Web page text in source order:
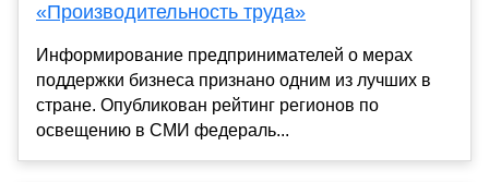
«Производительность труда»
Информирование предпринимателей о мерах
поддержки бизнеса признано одним из лучших в
стране. Опубликован рейтинг регионов по
освещению в СМИ федераль...